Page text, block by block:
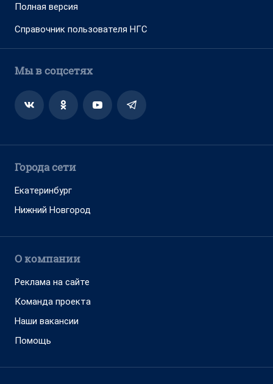
Полная версия
Справочник пользователя НГС
Мы в соцсетях
Города сети
Екатеринбург
Нижний Новгород
О компании
Реклама на сайте
Команда проекта
Наши вакансии
Помощь